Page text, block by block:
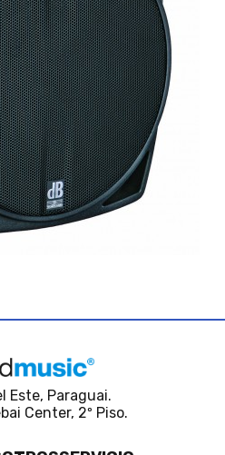
Este, Paraguai.
Center, 2º Piso.